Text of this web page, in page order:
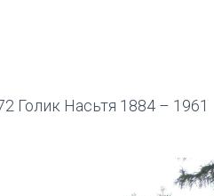
Голик Насьтя 1884 – 1961